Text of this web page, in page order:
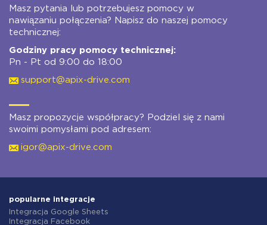
Masz pytania lub potrzebujesz pomocy w
nawiązaniu połączenia? Napisz do naszej pomocy
technicznej:
Godziny pracy pomocy technicznej:
Pn - Pt od 9:00 do 18:00
support@apix-drive.com
Masz propozycje współpracy? Podziel się z nami
swoimi pomysłami pod adresem:
igor@apix-drive.com
popularne integracje
Integracja Google Sheets
Integracja Facebook